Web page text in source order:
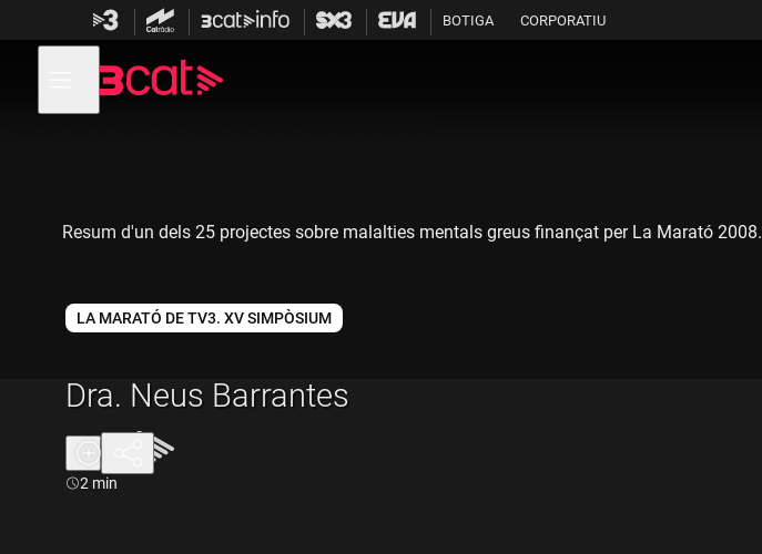
contingut
BOTIGA CORPORATIU
menú
de
LA MARATÓ DE TV3. XV SIMPÒSIUM
Dra. Neus Barrantes
Durada:
2 min
Resum d'un dels 25 projectes sobre malalties mentals greus finançat per La Marató 2008.